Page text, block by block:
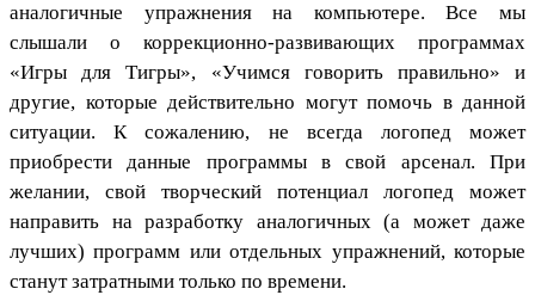
аналогичные упражнения на компьютере. Все мы
слышали о коррекционно-развивающих программах
«Игры для Тигры», «Учимся говорить правильно» и
другие, которые действительно могут помочь в данной
ситуации. К сожалению, не всегда логопед может
приобрести данные программы в свой арсенал. При
желании, свой творческий потенциал логопед может
направить на разработку аналогичных (а может даже
лучших) программ или отдельных упражнений, которые
станут затратными только по времени.